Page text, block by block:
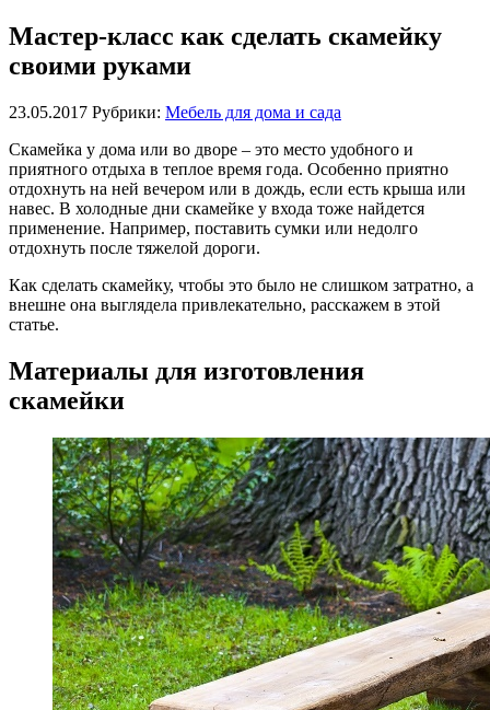
Мастер-класс как сделать скамейку
своими руками
23.05.2017 Рубрики: Мебель для дома и сада
Скамейка у дома или во дворе – это место удобного и
приятного отдыха в теплое время года. Особенно приятно
отдохнуть на ней вечером или в дождь, если есть крыша или
навес. В холодные дни скамейке у входа тоже найдется
применение. Например, поставить сумки или недолго
отдохнуть после тяжелой дороги.
Как сделать скамейку, чтобы это было не слишком затратно, а
внешне она выглядела привлекательно, расскажем в этой
статье.
Материалы для изготовления
скамейки